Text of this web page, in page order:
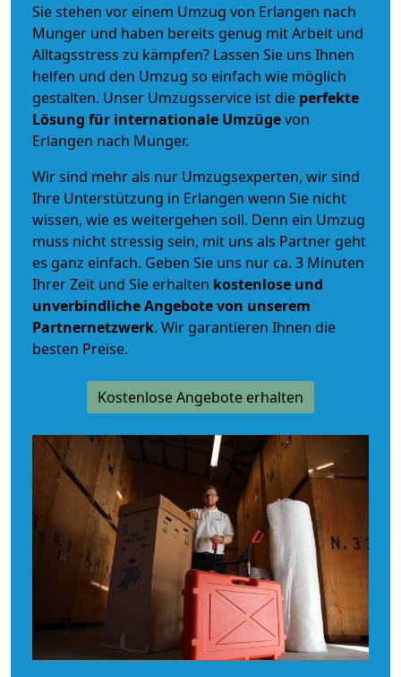
Sie stehen vor einem Umzug von Erlangen nach
Munger und haben bereits genug mit Arbeit und
Alltagsstress zu kämpfen? Lassen Sie uns Ihnen
helfen und den Umzug so einfach wie möglich
gestalten. Unser Umzugsservice ist die perfekte
Lösung für internationale Umzügevon
Erlangen nach Munger.
Wir sind mehr als nur Umzugsexperten, wir sind
Ihre Unterstützung in Erlangen wenn Sie nicht
wissen, wie es weitergehen soll. Denn ein Umzug
muss nicht stressig sein, mit uns als Partner geht
es ganz einfach. Geben Sie uns nur ca. 3 Minuten
Ihrer Zeit und Sie erhalten kostenlose und
unverbindlicheAngebote von unserem
Partnernetzwerk. Wir garantieren Ihnen die
besten Preise.
Kostenlose Angebote erhalten